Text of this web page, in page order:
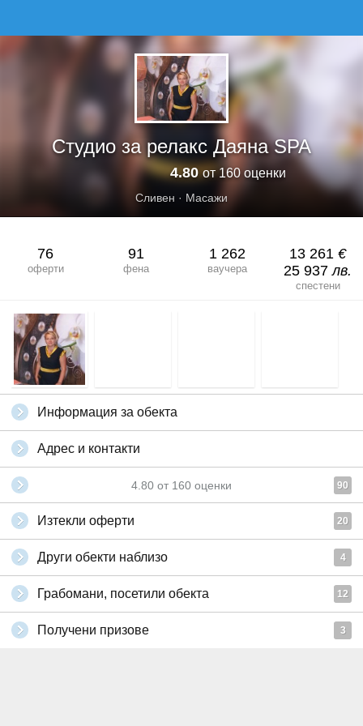
Студио за релакс Даяна SPA
4.80от 160 оценки
Сливен · Масажи
76
оферти
91
фена
1 262
ваучера
13 261 €
25 937лв.
спестени
Информация за обекта
Адрес и контакти
4.80 от 160 оценки 90
Изтекли оферти 20
Други обекти наблизо 4
Грабомани, посетили обекта 12
Получени призове 3